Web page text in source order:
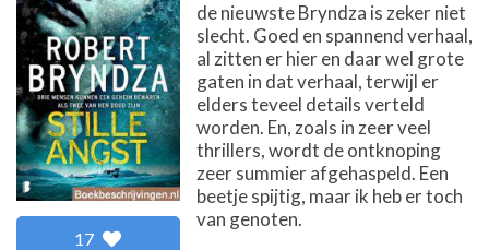
17
de nieuwste Bryndza is zeker niet
slecht. Goed en spannend verhaal,
al zitten er hier en daar wel grote
gaten in dat verhaal, terwijl er
elders teveel details verteld
worden. En, zoals in zeer veel
thrillers, wordt de ontknoping
zeer summier afgehaspeld. Een
beetje spijtig, maar ik heb er toch
van genoten.